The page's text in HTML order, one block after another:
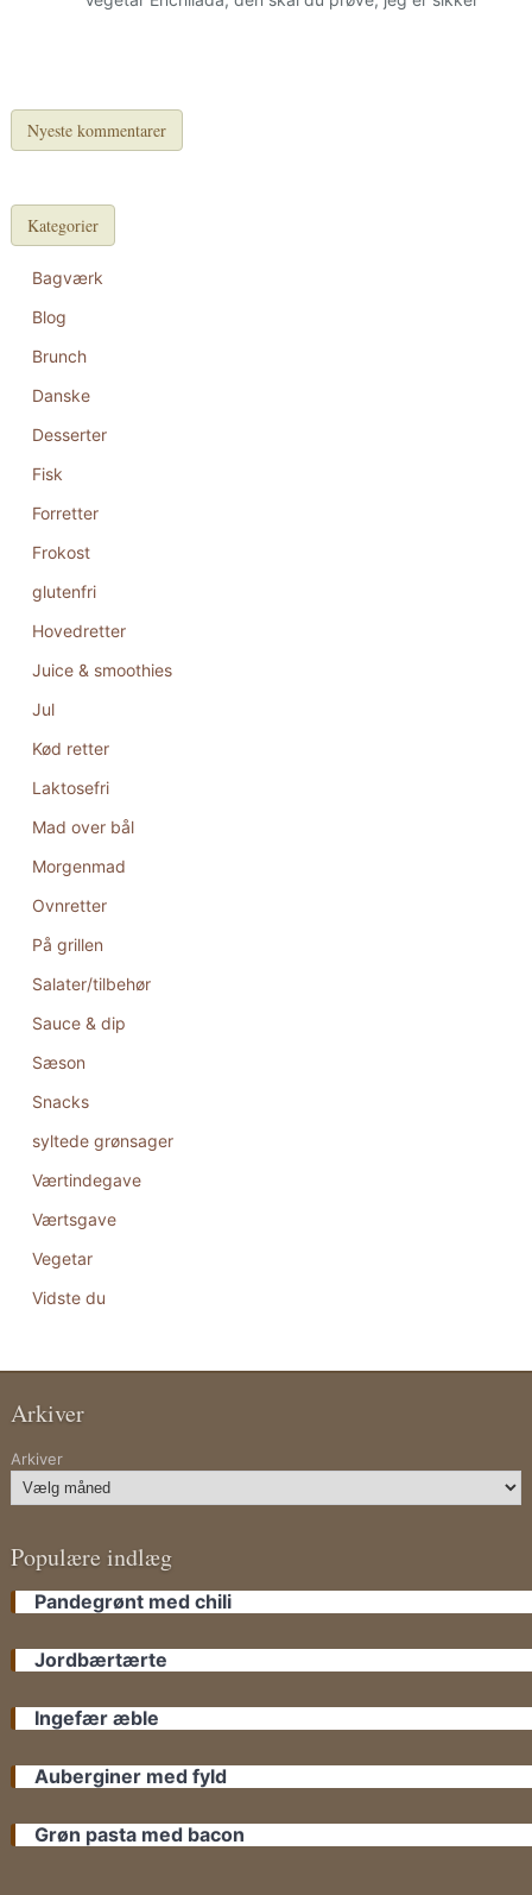
Nyeste kommentarer
Kategorier
Bagværk
Blog
Brunch
Danske
Desserter
Fisk
Forretter
Frokost
glutenfri
Hovedretter
Juice & smoothies
Jul
Kød retter
Laktosefri
Mad over bål
Morgenmad
Ovnretter
På grillen
Salater/tilbehør
Sauce & dip
Sæson
Snacks
syltede grønsager
Værtindegave
Værtsgave
Vegetar
Vidste du
Arkiver
Arkiver
Populære indlæg
Pandegrønt med chili
Jordbærtærte
Ingefær æble
Auberginer med fyld
Grøn pasta med bacon